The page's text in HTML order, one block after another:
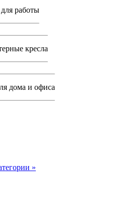
работы
кресла
дома и офиса
»